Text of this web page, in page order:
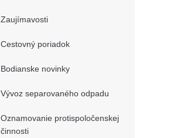
Zaujímavosti
Cestovný poriadok
Bodianske novinky
Vývoz separovaného odpadu
Oznamovanie protispoločenskej
činnosti